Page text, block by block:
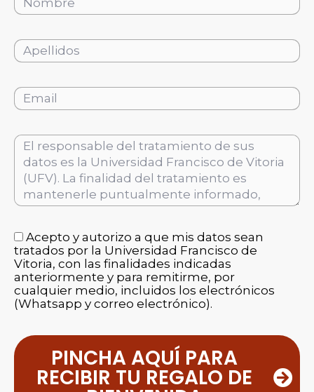
Acepto y autorizo a que mis datos sean
tratados por la Universidad Francisco de
Vitoria, con las finalidades indicadas
anteriormente y para remitirme, por
cualquier medio, incluidos los electrónicos
(Whatsapp y correo electrónico).
PINCHA AQUÍ PARA
RECIBIR TU REGALO DE